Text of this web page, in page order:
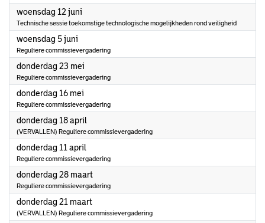
woensdag 12 juni
Technische sessie toekomstige technologische mogelijkheden rond veiligheid
woensdag 5 juni
Reguliere commissievergadering
donderdag 23 mei
Reguliere commissievergadering
donderdag 16 mei
Reguliere commissievergadering
donderdag 18 april
(VERVALLEN) Reguliere commissievergadering
donderdag 11 april
Reguliere commissievergadering
donderdag 28 maart2024
Reguliere commissievergadering
donderdag 21 maart2024
(VERVALLEN) Reguliere commissievergadering